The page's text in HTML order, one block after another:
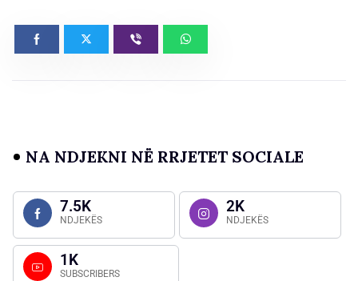
NA NDJEKNI NË RRJETET SOCIALE
7.5K
NDJEKËS
2K
NDJEKËS
1K
SUBSCRIBERS